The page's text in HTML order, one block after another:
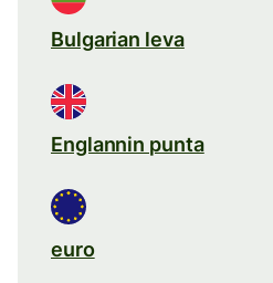
Bulgarian leva
Englannin punta
euro